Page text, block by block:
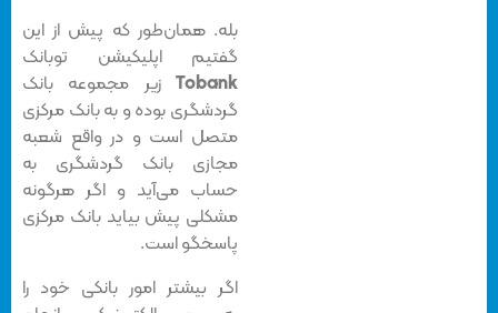
بله. همان‌طور که پیش از این
گفتیم اپلیکیشن توبانک
Tobankزیر مجموعه بانک
گردشگری بوده و به بانک مرکزی
متصل است و در واقع شعبه
مجازی بانک گردشگری به
حساب می‌آید و اگر هرگونه
مشکلی پیش بیاید بانک مرکزی
پاسخگو است.
اگر بیشتر امور بانکی خود را